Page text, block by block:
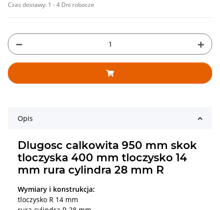
Czas dostawy: 1 - 4 Dni robocze
Opis
Dlugosc calkowita 950 mm skok
tloczyska 400 mm tloczysko 14
mm rura cylindra 28 mm R
Wymiary i konstrukcja:
tloczysko R 14 mm